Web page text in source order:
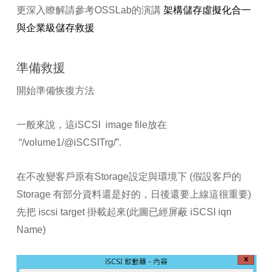
更深入瞭解請參考OSSLab的演講 架構儲存虛擬化合一
與企業級儲存救援
準備救援
開始準備恢復方法
一般來說，這iSCSI image file放在
“/volume1/@iSCSITrg/”.
在不改變客戶原有Storage設定與環境下 (假設客戶的
Storage 有部分資料還是好的，日後還要上線這很重要)
先把 iscsi target 掛載起來(此圖已經屏蔽 iSCSI iqn
Name)